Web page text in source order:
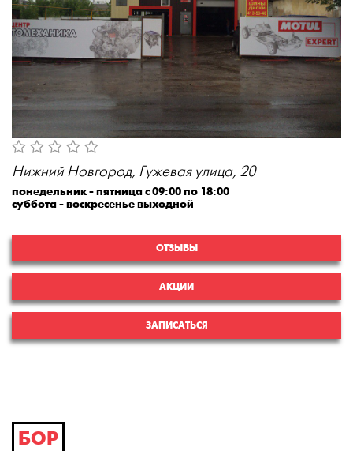
Нижний Новгород, Гужевая улица, 20
понедельник - пятница с 09:00 по 18:00
суббота - воскресенье выходной
ОТЗЫВЫ
АКЦИИ
ЗАПИСАТЬСЯ
БОР